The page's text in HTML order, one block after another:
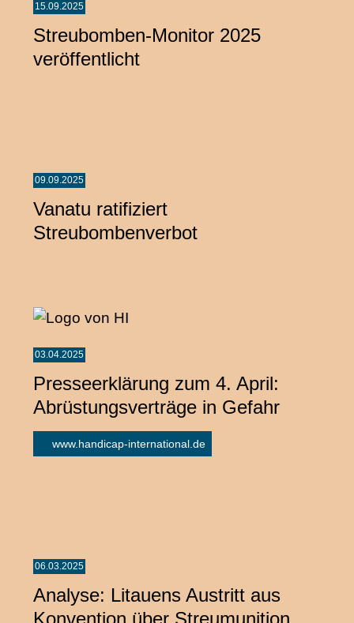
15.09.2025
Streubomben-Monitor 2025
veröffentlicht
09.09.2025
Vanatu ratifiziert
Streubombenverbot
03.04.2025
Presseerklärung zum 4. April:
Abrüstungsverträge in Gefahr
www.handicap-international.de
06.03.2025
Analyse: Litauens Austritt aus
Konvention über Streumunition